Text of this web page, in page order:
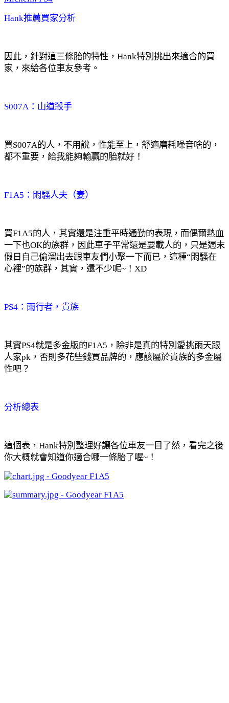
Hank推薦買家分析
因此，針對這三條胎的特性，Hank特別挑出來適合的買
家，來給各位車友參考。
S007A：山道殺手
買S007A的人，不用說，性能至上，舒適磨耗噪音啥的，
都不重要，給我能夠輸贏的胎就好！
F1A5：悶騷人夫（妻）
買F1A5的人，其實還是注重平時通勤的表現，而偶爾熱血
一下也OK的族群，因此車子平常還是要載人的，只是週末
假日自己偷溜出去跟車友們小聚一下而已，這種“悶騷在
心裡”的族群，其實，還不少呢~！XD
PS4：雨行者，貴族
其實PS4就是多金版的F1A5，除非是真的特別愛挑雨天跟
人家pk，否則多花些錢買品牌的，應該屬於貴族的多金屬
性吧？
分析總表
這個表，Hank特別整理好讓各位車友一目了然，看完之後
你大概就會知道你適合哪一條胎了喔~！